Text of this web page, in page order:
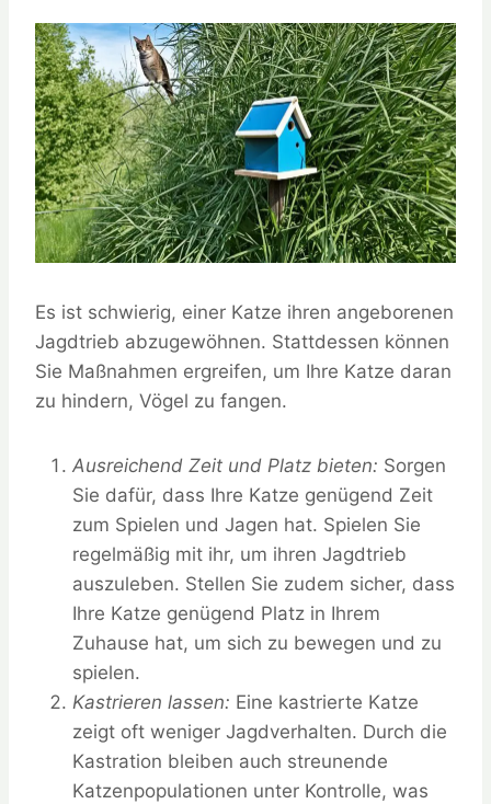
Es ist schwierig, einer Katze ihren angeborenen
Jagdtrieb abzugewöhnen. Stattdessen können
Sie Maßnahmen ergreifen, um Ihre Katze daran
zu hindern, Vögel zu fangen.
Ausreichend Zeit und Platz bieten: Sorgen
Sie dafür, dass Ihre Katze genügend Zeit
zum Spielen und Jagen hat. Spielen Sie
regelmäßig mit ihr, um ihren Jagdtrieb
auszuleben. Stellen Sie zudem sicher, dass
Ihre Katze genügend Platz in Ihrem
Zuhause hat, um sich zu bewegen und zu
spielen.
Kastrieren lassen: Eine kastrierte Katze
zeigt oft weniger Jagdverhalten. Durch die
Kastration bleiben auch streunende
Katzenpopulationen unter Kontrolle, was